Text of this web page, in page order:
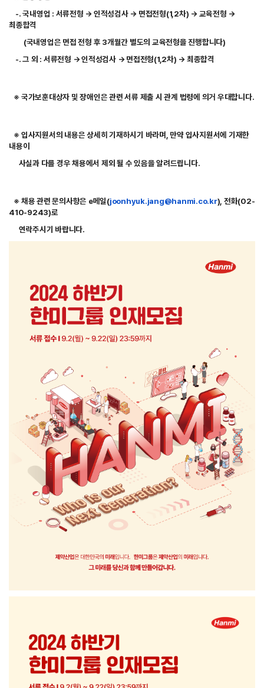
-. 국내영업 : 서류전형 → 인적성검사 → 면접전형(1,2차) → 교육전형 →
최종합격
(국내영업은 면접 전형 후 3개월간 별도의 교육전형을 진행합니다)
-. 그 외 : 서류전형 → 인적성검사 → 면접전형(1,2차) → 최종합격
※ 국가보훈대상자 및 장애인은 관련 서류 제출 시 관계 법령에 의거 우대합니다.
※ 입사지원서의 내용은 상세히 기재하시기 바라며, 만약 입사지원서에 기재한
내용이
사실과 다를 경우 채용에서 제외 될 수 있음을 알려드립니다.
※ 채용 관련 문의사항은 e메일(joonhyuk.jang@hanmi.co.kr) , 전화(02-
410-9243)로
연락주시기 바랍니다.